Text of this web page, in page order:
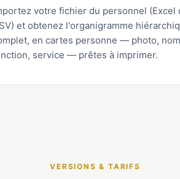
votre fichier du personnel (Excel
et obtenez l'organigramme
en cartes personne — photo,
service — prêtes à imprimer.
VERSIONS & TARIFS